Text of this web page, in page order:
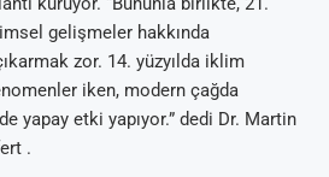
gelişmeler hakkında
zor. 14. yüzyılda iklim
iken, modern çağda
yapay etki yapıyor.” dedi Dr. Martin
.